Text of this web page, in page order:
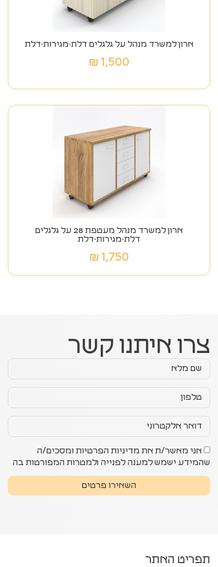
ארון למשרד מנהל על גלגלים דלת-מגירות-דלת
1,500
₪
ארון למשרד מנהל מעטפת 28 על גלגלים
דלת-מגירות-דלת
1,750
₪
צרו איתנו קשר
אני מאשר/ת את מדיניות הפרטיות ומסכים/ה
שהמידע ישמש למענה לפנייה ולמטרות המפורטות בה
השאירו פרטים
תפריט האתר